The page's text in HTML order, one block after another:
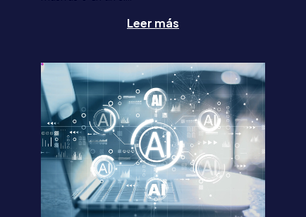
Leer más